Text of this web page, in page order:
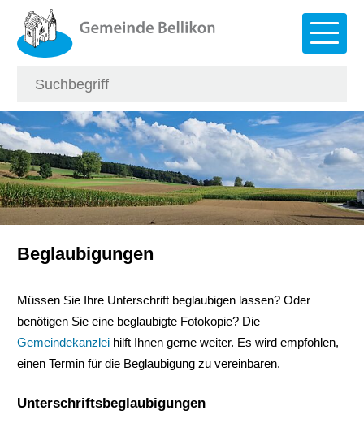
Navigieren in Bellikon
Schnellnavigation
Beglaubigungen
Müssen Sie Ihre Unterschrift beglaubigen lassen? Oder
benötigen Sie eine beglaubigte Fotokopie? Die
Gemeindekanzlei hilft Ihnen gerne weiter. Es wird empfohlen,
einen Termin für die Beglaubigung zu vereinbaren.
Unterschriftsbeglaubigungen